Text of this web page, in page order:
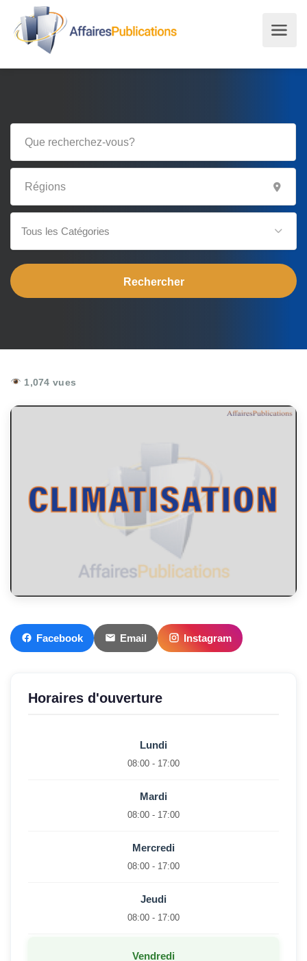
Tous les Catégories
1,074 vues
Facebook Email Instagram
Horaires d'ouverture
Lundi
08:00 - 17:00
Mardi
08:00 - 17:00
Mercredi
08:00 - 17:00
Jeudi
08:00 - 17:00
Vendredi